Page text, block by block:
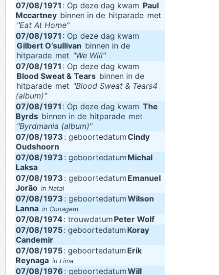
07/08/1971 : Op deze dag kwam Paul
Mccartney binnen in de hitparade met
"Eat At Home"
07/08/1971 : Op deze dag kwam
Gilbert O’sullivan binnen in de
hitparade met "We Will"
07/08/1971 : Op deze dag kwam
Blood Sweat & Tears binnen in de
hitparade met "Blood Sweat & Tears4
(album)"
07/08/1971 : Op deze dag kwam The
Byrds binnen in de hitparade met
"Byrdmania (album)"
07/08/1973 : geboortedatumCindy
Oudshoorn
07/08/1973 : geboortedatum Michal
Laksa
07/08/1973 : geboortedatum Emanuel
Jorão in Natal
07/08/1973 : geboortedatumWilson
Lanna in Conagem
07/08/1974: trouwdatum Peter Wolf
07/08/1975: geboortedatum Koray
Candemir
07/08/1975: geboortedatum Erik
Reynaga in Lima
07/08/1976 : geboortedatumWill